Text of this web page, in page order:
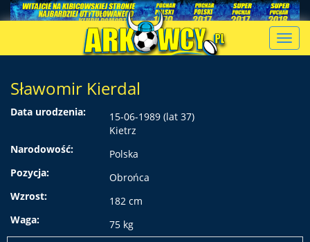
Sławomir Kierdal
Data urodzenia:
15-06-1989 (lat 37)
Kietrz
Narodowość:
Polska
Pozycja:
Obrońca
Wzrost:
182 cm
Waga:
75 kg